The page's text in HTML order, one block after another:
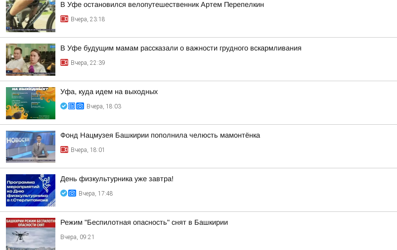
В Уфе остановился велопутешественник Артем Перепелкин
Вчера, 23:18
В Уфе будущим мамам рассказали о важности грудного вскармливания
Вчера, 22:39
Уфа, куда идем на выходных
Вчера, 18:03
Фонд Нацмузея Башкирии пополнила челюсть мамонтёнка
Вчера, 18:01
День физкультурника уже завтра!
Вчера, 17:48
Режим "Беспилотная опасность" снят в Башкирии
Вчера, 09:21